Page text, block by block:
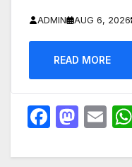
ADMIN AUG 6, 2026
READ MORE
F
M E